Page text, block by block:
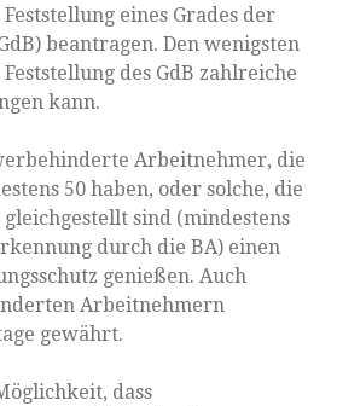
eines Grades der
beantragen. Den wenigsten
des GdB zahlreiche
kann.
Arbeitnehmer, die
50 haben, oder solche, die
sind (mindestens
durch die BA) einen
genießen. Auch
Arbeitnehmern
gewährt.
dass